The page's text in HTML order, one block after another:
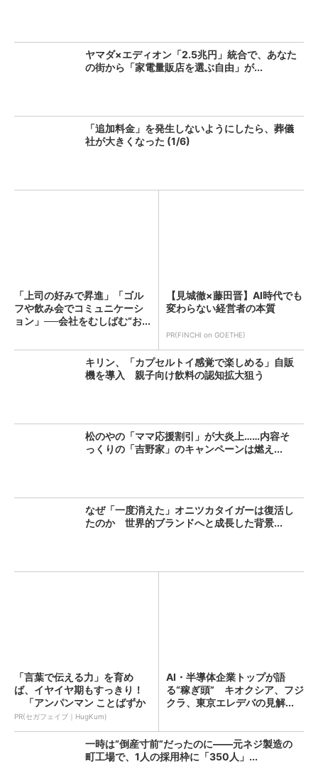
ヤマダ×エディオン「2.5兆円」統合で、あなた
の街から「家電量販店を選ぶ自由」が...
「追加料金」を発生しないようにしたら、葬儀
社が大きくなった (1/6)
「上司の好みで昇進」「ゴル
フや飲み会でコミュニケーシ
ョン」──会社をむしばむ“お...
【見城徹×藤田晋】AI時代でも
変わらない経営者の本質
PR(FINCHI on GOETHE)
キリン、「カプセルトイ感覚で楽しめる」自販
機を導入 親子向け飲料の認知拡大狙う
松のやの「ママ応援割引」が大炎上……内容そ
っくりの「吉野家」のキャンペーンは燃え...
なぜ「一度消えた」オニツカタイガーは復活し
たのか 世界的ブランドへと成長した背景...
「言葉で伝える力」を育め
ば、イヤイヤ期もすっきり！
「アンパンマン ことばずか
ん...
PR(セガフェイブ｜HugKum)
AI・半導体企業トップが語
る“稼ぎ頭” キオクシア、フジ
クラ、東京エレデバの見解...
一時は“倒産寸前”だったのに――元ネジ製造の
町工場で、1人の採用枠に「350人」...